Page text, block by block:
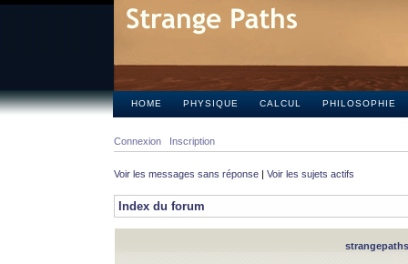
HOME PHYSIQUE CALCUL PHILOSOPHIE
Connexion Inscription
Voir les messages sans réponse | Voir les sujets actifs
Index du forum